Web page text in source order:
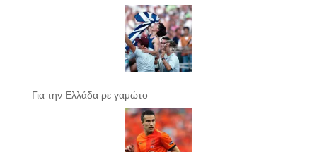
Για την Ελλάδα ρε γαμώτο